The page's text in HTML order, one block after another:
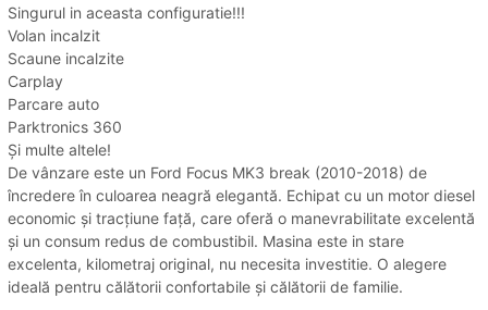
Singurul in aceasta configuratie!!!
Volan incalzit
Scaune incalzite
Carplay
Parcare auto
Parktronics 360
Și multe altele!
De vânzare este un Ford Focus MK3 break (2010-2018) de
încredere în culoarea neagră elegantă. Echipat cu un motor diesel
economic și tracțiune față, care oferă o manevrabilitate excelentă
și un consum redus de combustibil. Masina este in stare
excelenta, kilometraj original, nu necesita investitie. O alegere
ideală pentru călătorii confortabile și călătorii de familie.